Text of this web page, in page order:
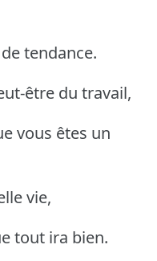
tendance.
être du travail,
vous êtes un
vie,
tout ira bien.